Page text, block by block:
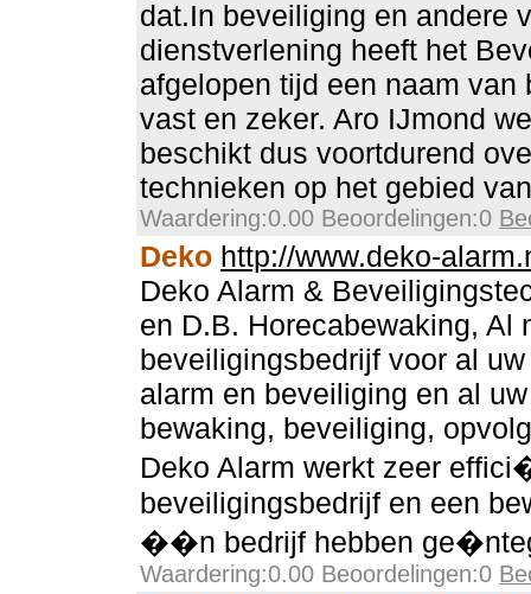
dat.In beveiliging en andere
dienstverlening heeft het
afgelopen tijd een naam van
vast en zeker. Aro IJmond
beschikt dus voortdurend
technieken op het gebied
Waardering:0.00 Beoordelingen:0
Deko http://www.deko-
Deko Alarm &
en D.B. Horecabewaking, Al
beveiligingsbedrijf voor al
alarm en beveiliging en al
bewaking, beveiliging,
Deko Alarm werkt zeer
beveiligingsbedrijf en een
��n bedrijf hebben
Waardering:0.00 Beoordelingen:0